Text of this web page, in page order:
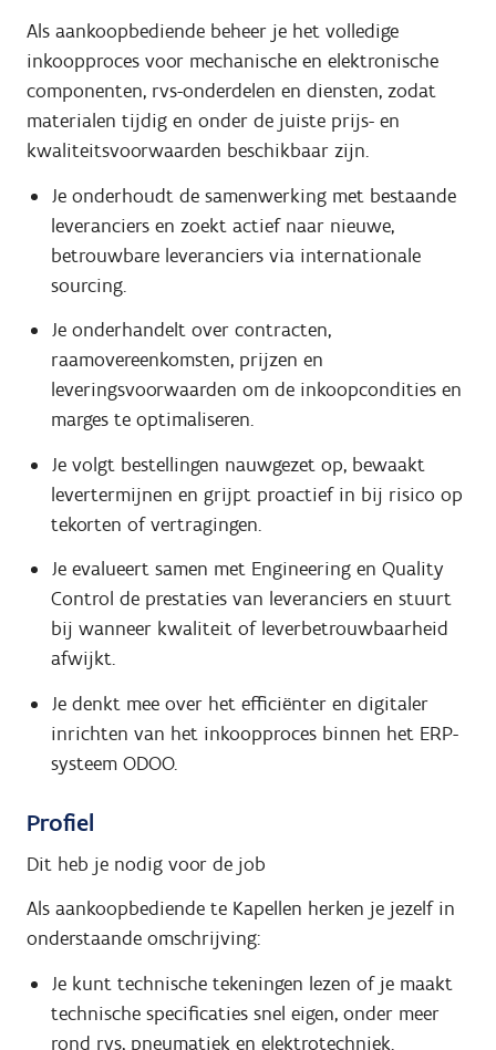
Als aankoopbediende beheer je het volledige
inkoopproces voor mechanische en elektronische
componenten, rvs-onderdelen en diensten, zodat
materialen tijdig en onder de juiste prijs- en
kwaliteitsvoorwaarden beschikbaar zijn.
Je onderhoudt de samenwerking met bestaande
leveranciers en zoekt actief naar nieuwe,
betrouwbare leveranciers via internationale
sourcing.
Je onderhandelt over contracten,
raamovereenkomsten, prijzen en
leveringsvoorwaarden om de inkoopcondities en
marges te optimaliseren.
Je volgt bestellingen nauwgezet op, bewaakt
levertermijnen en grijpt proactief in bij risico op
tekorten of vertragingen.
Je evalueert samen met Engineering en Quality
Control de prestaties van leveranciers en stuurt
bij wanneer kwaliteit of leverbetrouwbaarheid
afwijkt.
Je denkt mee over het efficiënter en digitaler
inrichten van het inkoopproces binnen het ERP-
systeem ODOO.
Profiel
Dit heb je nodig voor de job
Als aankoopbediende te Kapellen herken je jezelf in
onderstaande omschrijving:
Je kunt technische tekeningen lezen of je maakt
technische specificaties snel eigen, onder meer
rond rvs, pneumatiek en elektrotechniek.